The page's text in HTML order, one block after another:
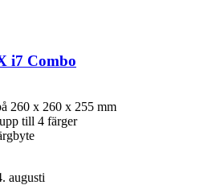
i7 Combo
260 x 260 x 255 mm
till 4 färger
augusti